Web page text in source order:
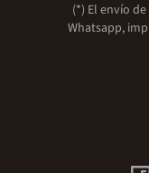
(*) El envío
Whatsapp,